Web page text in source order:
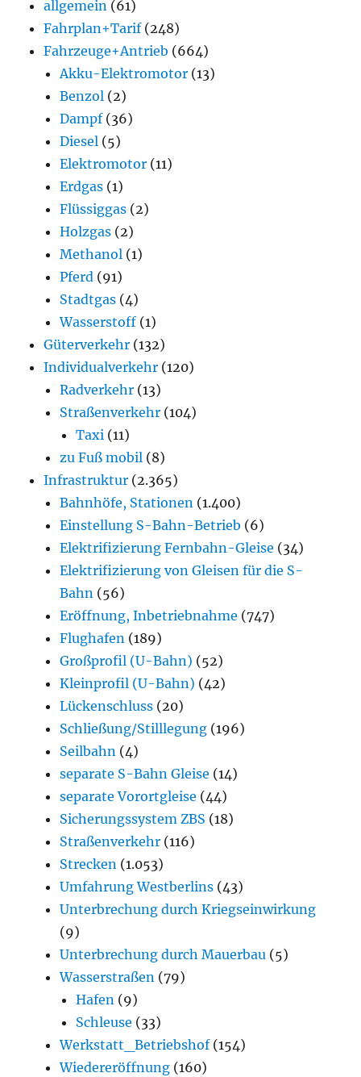
allgemein (61)
Fahrplan+Tarif(248)
Fahrzeuge+Antrieb (664)
Akku-Elektromotor (13)
Benzol (2)
Dampf(36)
Diesel (5)
Elektromotor (11)
Erdgas (1)
Flüssiggas (2)
Holzgas (2)
Methanol (1)
Pferd (91)
Stadtgas (4)
Wasserstoff (1)
Güterverkehr (132)
Individualverkehr (120)
Radverkehr (13)
Straßenverkehr (104)
Taxi (11)
zu Fuß mobil (8)
Infrastruktur (2.365)
Bahnhöfe, Stationen (1.400)
Einstellung S-Bahn-Betrieb (6)
Elektrifizierung Fernbahn-Gleise (34)
Elektrifizierung von Gleisen für die S-
Bahn (56)
Eröffnung, Inbetriebnahme (747)
Flughafen (189)
Großprofil (U-Bahn) (52)
Kleinprofil (U-Bahn) (42)
Lückenschluss (20)
Schließung/Stilllegung (196)
Seilbahn (4)
separate S-Bahn Gleise (14)
separate Vorortgleise (44)
Sicherungssystem ZBS (18)
Straßenverkehr (116)
Strecken (1.053)
Umfahrung Westberlins (43)
Unterbrechung durch Kriegseinwirkung
(9)
Unterbrechung durch Mauerbau (5)
Wasserstraßen (79)
Hafen (9)
Schleuse (33)
Werkstatt_Betriebshof(154)
Wiedereröffnung (160)